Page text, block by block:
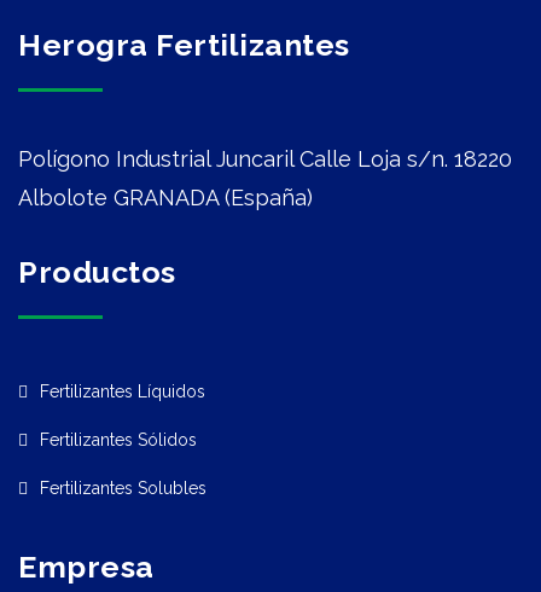
Herogra Fertilizantes
Polígono Industrial Juncaril Calle Loja s/n. 18220
Albolote GRANADA (España)
Productos
Fertilizantes Líquidos
Fertilizantes Sólidos
Fertilizantes Solubles
Empresa